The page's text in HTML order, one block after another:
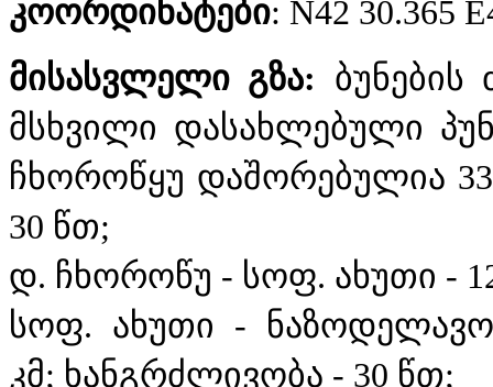
კოორდინატები: N42 30.365
მისასვლელი გზა:
მსხვილი დასახლებული
ჩხოროწყუ დაშორებულია
30 წთ;
დ. ჩხოროწუ - სოფ. ახუთი -
სოფ. ახუთი -
კმ; ხანგრძლივობა - 30 წთ;